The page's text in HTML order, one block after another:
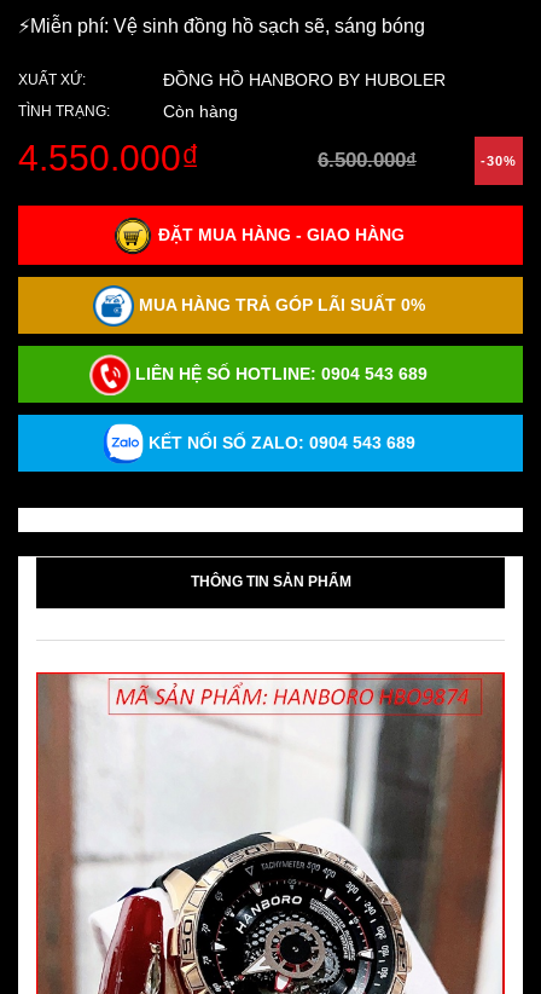
⚡️Miễn phí: Vệ sinh đồng hồ sạch sẽ, sáng bóng
XUẤT XỨ: ĐỒNG HỒ HANBORO BY HUBOLER
TÌNH TRẠNG: Còn hàng
4.550.000₫ 6.500.000₫ -30%
ĐẶT MUA HÀNG - GIAO HÀNG
MUA HÀNG TRẢ GÓP LÃI SUẤT 0%
LIÊN HỆ SỐ HOTLINE: 0904 543 689
KẾT NỐI SỐ ZALO: 0904 543 689
THÔNG TIN SẢN PHẨM